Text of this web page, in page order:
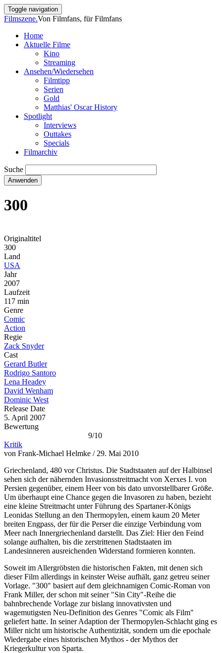
Direkt
zum
Toggle navigation
Filmszene.Von Filmfans, für Filmfans
Main
navigation
Home
Aktuelle Filme
Kino
Streaming
Ansehen/Wiedersehen
Filmtipp
Serien
Gold
Matthias' Oscar History
Spotlight
Interviews
Outtakes
Specials
Filmarchiv
Suche
300
Originaltitel
300
Land
USA
Jahr
2007
Laufzeit
117 min
Genre
Comic
Action
Regie
Zack Snyder
Cast
Gerard Butler
Rodrigo Santoro
Lena Headey
David Wenham
Dominic West
Release Date
5. April 2007
Bewertung
9/10
Kritik
von Frank-Michael Helmke / 29. Mai 2010
Griechenland, 480 vor Christus. Die Stadtstaaten auf der Halbinsel
sehen sich der nähernden Invasionsstreitmacht von Xerxes I. von
Persien gegenüber, einem Heer von bis dato unvorstellbarer Größe.
Um überhaupt eine Chance gegen die Invasoren zu haben, bezieht
eine kleine Streitmacht unter Führung des Spartaner-Königs
Leonidas Stellung an den Thermopylen, einem kaum 20 Meter
breiten Engpass, der für die Perser die einzige Verbindung vom
Meer nach Innergriechenland darstellt. Das Ziel: Hier den Feind
solange aufhalten, bis die zerstrittenen Stadtstaaten im
Landesinneren ausreichenden Widerstand formieren konnten.
Soweit im Allergröbsten die historischen Fakten, mit denen sich
dieser Film allerdings in keinster Weise aufhält, ganz getreu seiner
Vorlage. "300" basiert auf dem gleichnamigen Comic-Roman von
Frank Miller, der schon mit seiner "Sin City"-Reihe die
bahnbrechende Vorlage zur bislang innovativsten und
wagemutigsten Neu-Definition des Genres "Comic als Film"
geliefert hatte. In seiner Adaption der Thermopylen-Schlacht ging es
Miller nicht um historische Authentizität, sondern um die epochale
Wiedergabe eines historischen Mythos - der Mythos der
Kriegerkultur von Sparta.